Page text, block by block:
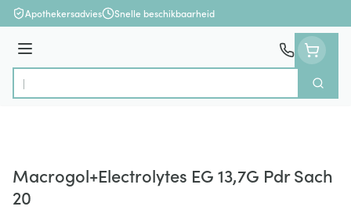
Ga naar de inhoud
Apothekersadvies Snelle beschikbaarheid
Menu
Product, merk, categorie...
Zoek
Macrogol+Electrolytes EG 13,7G Pdr Sach
20